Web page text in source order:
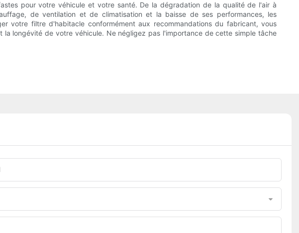
pour votre véhicule et votre santé. De la dégradation de la qualité de l'air à
de ventilation et de climatisation et la baisse de ses performances, les
votre filtre d'habitacle conformément aux recommandations du fabricant, vous
longévité de votre véhicule. Ne négligez pas l'importance de cette simple tâche